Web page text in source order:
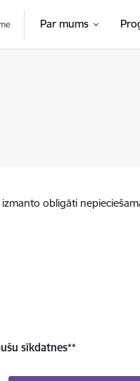
Par mums
obligāti
sīkdatnes**